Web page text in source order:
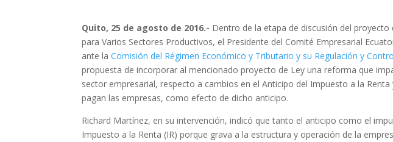
Quito, 25 de agosto de 2016.- Dentro de la etapa de discusión del
para Varios Sectores Productivos, el Presidente del Comité Empresarial
ante laComisión del Régimen Económico y Tributario y su Regulación y
propuesta de incorporar al mencionado proyecto de Ley una reforma que
sector empresarial, respecto a cambios en el Anticipo del Impuesto a la
pagan las empresas, como efecto de dicho anticipo.
Richard Martínez, en su intervención, indicó que tanto el anticipo como el
Impuesto a la Renta (IR) porque grava a la estructura y operación de la